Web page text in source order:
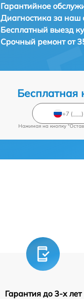
Гарантийное
Диагностика за наш
Бесплатный выезд
Срочный ремонтот
Бесплатная
Нажимая на кнопку
Гарантия до 3-х лет